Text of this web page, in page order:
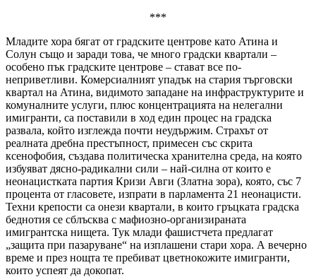
***
Младите хора бягат от градските центрове като Атина и
Солун също и заради това, че много градски квартали –
особено пък градските центрове – стават все по-
неприветливи. Комерсиалният упадък на стария търговски
квартал на Атина, видимото западане на инфраструктурите и
комуналните услуги, плюс концентрацията на нелегални
имигранти, са поставили в ход един процес на градска
развала, който изглежда почти неудържим. Страхът от
реалната дребна престъпност, примесен със скрита
ксенофобия, създава политическа хранителна среда, на която
избуяват дясно-радикални сили – най-силна от които е
неонацистката партия Кризи Авги (Златна зора), която, със 7
процента от гласовете, изпрати в парламента 21 неонацисти.
Техни крепости са онези квартали, в които гръцката градска
беднотия се сблъсква с мафиозно-организираната
имигрантска нищета. Тук млади фашистчета предлагат
„защита при пазаруване“ на изплашени стари хора. А вечерно
време и през нощта те пребиват цветнокожите имигранти,
които успеят да докопат.